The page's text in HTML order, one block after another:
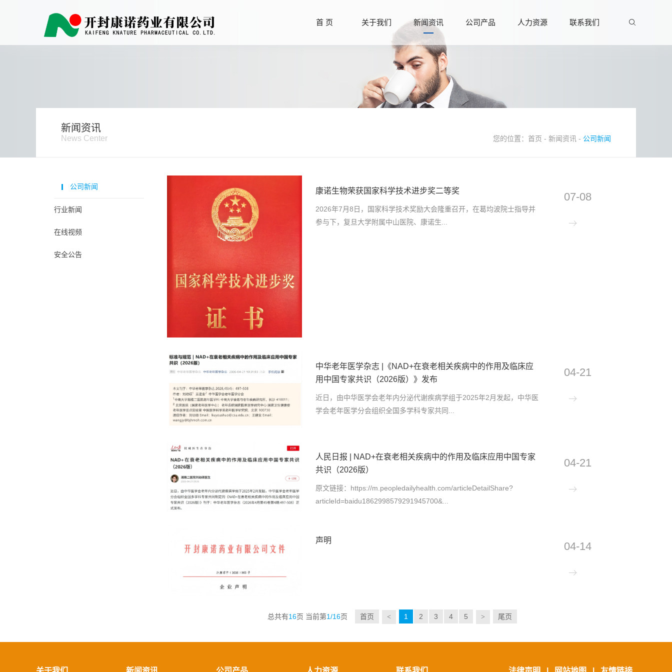
首 页 关于我们 新闻资讯 公司产品 人力资源 联系我们
新闻资讯
News Center 您的位置： 首页 - 新闻资讯 - 公司新闻
公司新闻
行业新闻
在线视频
安全公告
康诺生物荣获国家科学技术进步奖二等奖
2026年7月8日，国家科学技术奖励大会隆重召开，在葛均波院士指导并
参与下，复旦大学附属中山医院、康诺生...
07-08
中华老年医学杂志 |《NAD+在衰老相关疾病中的作用及临床应
用中国专家共识（2026版）》发布
近日，由中华医学会老年内分泌代谢疾病学组于2025年2月发起，中华医
学会老年医学分会组织全国多学科专家共同...
04-21
人民日报 | NAD+在衰老相关疾病中的作用及临床应用中国专家
共识（2026版）
原文链接：https://m.peopledailyhealth.com/articleDetailShare?
articleId=baidu1862998579291945700&...
04-21
声明 04-14
总共有16页 当前第1/16页 首页 < 1 2 3 4 5 > 尾页